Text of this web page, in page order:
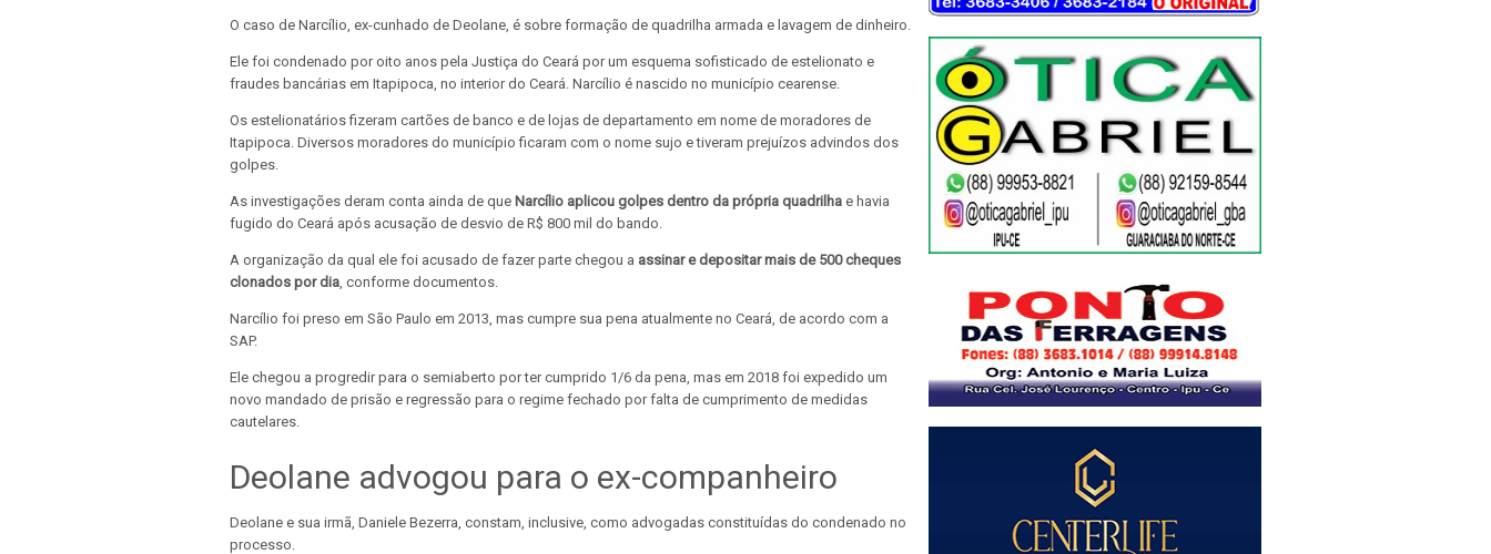
O caso de Narcílio, ex-cunhado de Deolane, é sobre formação de quadrilha armada e lavagem de dinheiro.
Ele foi condenado por oito anos pela Justiça do Ceará por um esquema sofisticado de estelionato e
fraudes bancárias em Itapipoca, no interior do Ceará. Narcílio é nascido no município cearense.
Os estelionatários fizeram cartões de banco e de lojas de departamento em nome de moradores de
Itapipoca. Diversos moradores do município ficaram com o nome sujo e tiveram prejuízos advindos dos
golpes.
As investigações deram conta ainda de que Narcílio aplicou golpes dentro da própria quadrilha e havia
fugido do Ceará após acusação de desvio de R$ 800 mil do bando.
A organização da qual ele foi acusado de fazer parte chegou a assinar e depositar mais de 500 cheques
clonados por dia , conforme documentos.
Narcílio foi preso em São Paulo em 2013, mas cumpre sua pena atualmente no Ceará, de acordo com a
SAP.
Ele chegou a progredir para o semiaberto por ter cumprido 1/6 da pena, mas em 2018 foi expedido um
novo mandado de prisão e regressão para o regime fechado por falta de cumprimento de medidas
cautelares.
Deolane advogou para o ex-companheiro
Deolane e sua irmã, Daniele Bezerra, constam, inclusive, como advogadas constituídas do condenado no
processo.